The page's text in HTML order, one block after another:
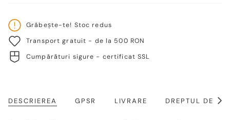
Grăbește-te! Stoc redus
Transport gratuit - de la 500 RON
Cumpărături sigure - certificat SSL
DESCRIEREA GPSR LIVRARE DREPTUL DE